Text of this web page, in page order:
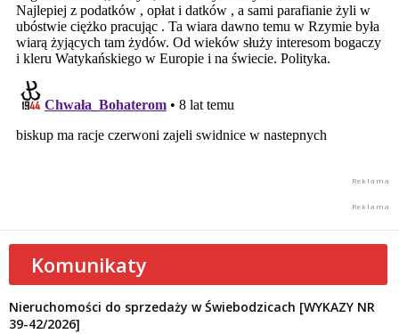
Komunikaty
Nieruchomości do sprzedaży w Świebodzicach [WYKAZY NR
39-42/2026]